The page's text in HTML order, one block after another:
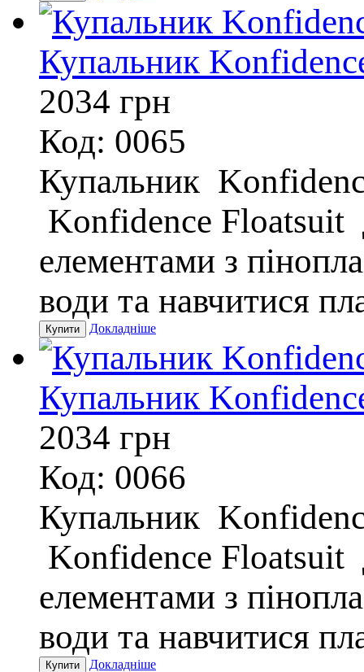
Купальник
2034 грн
Код: 0065
Купальник
Konfidence Floatsuit
елементами з
води та навчитися
Докладніше
Купальник
2034 грн
Код: 0066
Купальник
Konfidence Floatsuit
елементами з
води та навчитися
Докладніше